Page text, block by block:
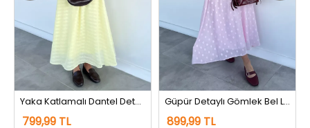
Yaka Katlamalı Dantel Detaylı Bluz Etek Tesettür İkili Takım Sarı
799,99 TL 899,99 TL